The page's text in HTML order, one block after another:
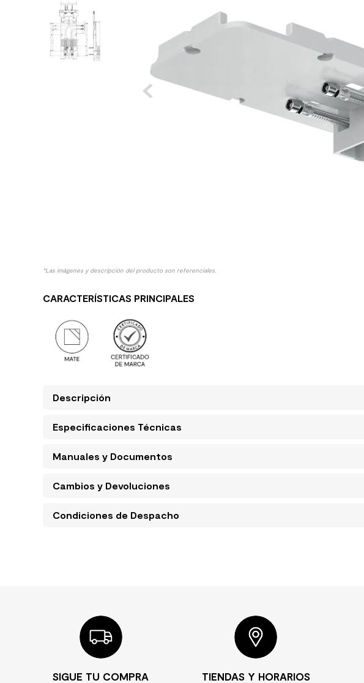
9.
10 columna ducha
*Las imágenes y descripción del producto son referenciales.
CARACTERÍSTICAS PRINCIPALES
Descripción
Especificaciones Técnicas
Manuales y Documentos
Cambios y Devoluciones
Condiciones de Despacho
SIGUE TU COMPRA TIENDAS Y HORARIOS